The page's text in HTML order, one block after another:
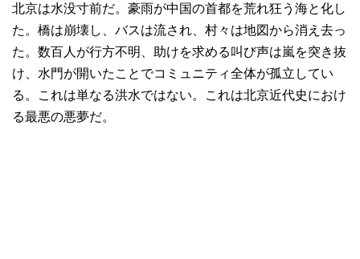
北京は水没寸前だ。豪雨が中国の首都を荒れ狂う海と化し
た。橋は崩壊し、バスは流され、村々は地図から消え去っ
た。数百人が行方不明、助けを求める叫び声は嵐を突き抜
け、水門が開いたことでコミュニティ全体が孤立してい
る。これは単なる洪水ではない。これは北京近代史におけ
る最悪の悪夢だ。